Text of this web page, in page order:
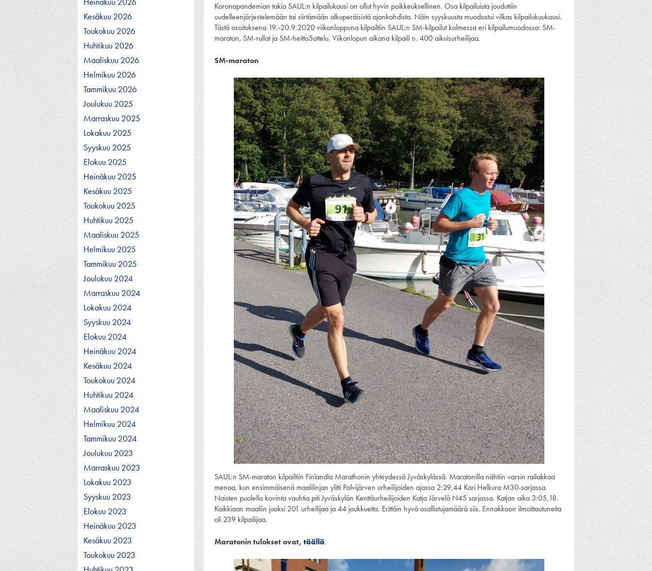
Kesäkuu 2026
Toukokuu 2026
Huhtikuu 2026
Maaliskuu 2026
Helmikuu 2026
Tammikuu 2026
Joulukuu 2025
Marraskuu 2025
Lokakuu 2025
Syyskuu 2025
Elokuu 2025
Heinäkuu 2025
Kesäkuu 2025
Toukokuu 2025
Huhtikuu 2025
Maaliskuu 2025
Helmikuu 2025
Tammikuu 2025
Joulukuu 2024
Marraskuu 2024
Lokakuu 2024
Syyskuu 2024
Elokuu 2024
Heinäkuu 2024
Kesäkuu 2024
Toukokuu 2024
Huhtikuu 2024
Maaliskuu 2024
Helmikuu 2024
Tammikuu 2024
Joulukuu 2023
Marraskuu 2023
Lokakuu 2023
Syyskuu 2023
Elokuu 2023
Heinäkuu 2023
Kesäkuu 2023
Toukokuu 2023
Koronapandemian takia SAUL:n kilpailukausi on ollut hyvin poikkeuksellinen. Osa kilpailuista jouduttiin
uudelleenjärjestelemään tai siirtämään alkuperäisistä ajankohdista. Näin syyskuusta muodostui vilkas kilpailukuukausi.
Tästä osoituksena 19.-20.9.2020 viikonloppuna kilpailtiin SAUL:n SM-kilpailut kolmessa eri kilpailumuodossa: SM-
maraton, SM-rullat ja SM-heitto5ottelu. Viikonlopun aikana kilpaili n. 400 aikuisurheilijaa.
SM-maraton
SAUL:n SM-maraton kilpailtiin Finlandia Marathonin yhteydessä Jyväskylässä. Maratonilla nähtiin varsin railakkaa
menoa, kun ensimmäisenä maalilinjan ylitti Polvijärven urheilijoiden ajassa 2:29,44 Kari Helkura M30-sarjassa.
Naisten puolella kovinta vauhtia piti Jyväskylän Kenttäurheilijoiden Katja Järvelä N45 sarjassa. Katjan aika 3:05,18.
Kaikkiaan maaliin juoksi 201 urheilijaa ja 44 joukkuetta. Erittäin hyvä osallistujamäärä siis. Ennakkoon ilmoittautuneita
oli 239 kilpailijaa.
Maratonin tulokset ovat, täällä.